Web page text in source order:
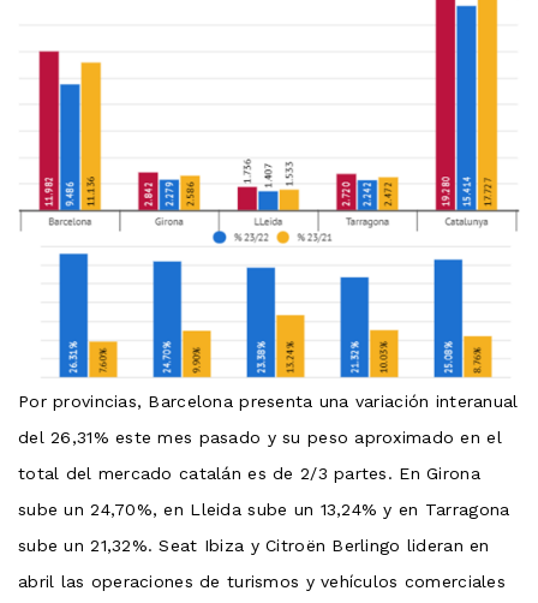
Por provincias, Barcelona presenta una variación interanual
del 26,31% este mes pasado y su peso aproximado en el
total del mercado catalán es de 2/3 partes. En Girona
sube un 24,70%, en Lleida sube un 13,24% y en Tarragona
sube un 21,32%. Seat Ibiza y Citroën Berlingo lideran en
abril las operaciones de turismos y vehículos comerciales